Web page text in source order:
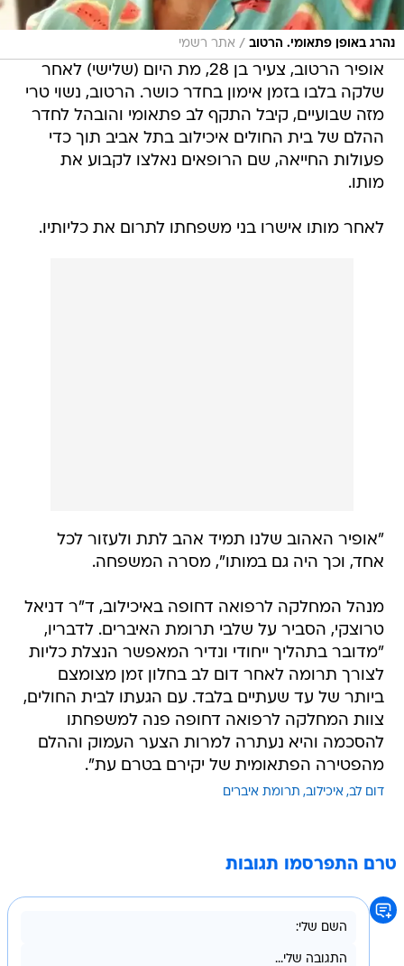
נהרג באופן פתאומי. הרטוב / אתר רשמי
אופיר הרטוב, צעיר בן 28, מת היום (שלישי) לאחר
שלקה בלבו בזמן אימון בחדר כושר. הרטוב, נשוי טרי
מזה שבועיים, קיבל התקף לב פתאומי והובהל לחדר
ההלם של בית החולים איכילוב בתל אביב תוך כדי
פעולות החייאה, שם הרופאים נאלצו לקבוע את
מותו.
לאחר מותו אישרו בני משפחתו לתרום את כליותיו.
"אופיר האהוב שלנו תמיד אהב לתת ולעזור לכל
אחד, וכך היה גם במותו", מסרה המשפחה.
מנהל המחלקה לרפואה דחופה באיכילוב, ד"ר דניאל
טרוצקי, הסביר על שלבי תרומת האיברים. לדבריו,
"מדובר בתהליך ייחודי ונדיר המאפשר הנצלת כליות
לצורך תרומה לאחר דום לב בחלון זמן מצומצם
ביותר של עד שעתיים בלבד. עם הגעתו לבית החולים,
צוות המחלקה לרפואה דחופה פנה למשפחתו
להסכמה והיא נעתרה למרות הצער העמוק וההלם
מהפטירה הפתאומית של יקירם בטרם עת".
דום לב איכילוב תרומת איברים
טרם התפרסמו תגובות